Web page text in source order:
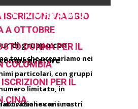
I E T U R I S M O
….. dal 1999
ISCRIZIONI VIAGGIO
A OTTOBRE
DONNA PER IL
COLOMBIA
PER IL
CINA
di gruppo con
individuali su misura
tour che prepariamo nei
particolari, con gruppi
limitato, in
con i nostri